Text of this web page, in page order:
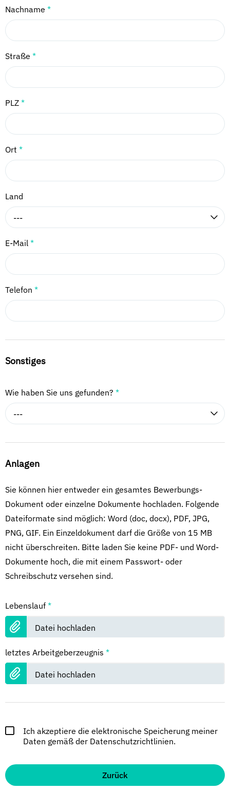
Nachname *
Straße *
PLZ *
Ort *
Land
---
E-Mail *
Telefon *
Sonstiges
Wie haben Sie uns gefunden? *
---
Anlagen
Sie können hier entweder ein gesamtes Bewerbungs-
Dokument oder einzelne Dokumente hochladen. Folgende
Dateiformate sind möglich: Word (doc, docx), PDF, JPG,
PNG, GIF. Ein Einzeldokument darf die Größe von 15 MB
nicht überschreiten. Bitte laden Sie keine PDF- und Word-
Dokumente hoch, die mit einem Passwort- oder
Schreibschutz versehen sind.
Lebenslauf *
Datei hochladen
letztes Arbeitgeberzeugnis *
Datei hochladen
Ich akzeptiere die elektronische Speicherung meiner
Daten gemäß der Datenschutzrichtlinien.
Zurück